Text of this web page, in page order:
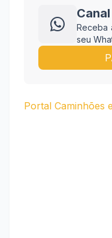
Receba
seu
Portal Caminhões